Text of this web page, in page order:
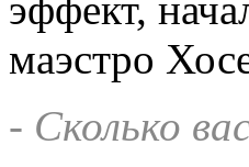
маэстро
- Сколько